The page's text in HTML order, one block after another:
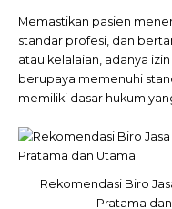
Memastikan pasien
standar profesi, dan
atau kelalaian, adanya
berupaya memenuhi
memiliki dasar hukum
Rekomendasi Biro
Pratama